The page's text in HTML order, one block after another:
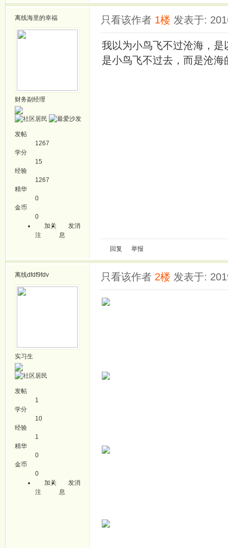
离线海里的幸福
财务副经理
发帖
1267
学分
15
经验
1267
精华
0
金币
0
加关
注
发消
息
只看该作者 1楼 发表于:
我以为小鸟飞不过沧海，
是小鸟飞不过去，而是沧
回复 举报
离线dfdf9fdv
实习生
发帖
1
学分
10
经验
1
精华
0
金币
0
加关
注
发消
息
只看该作者 2楼 发表于: